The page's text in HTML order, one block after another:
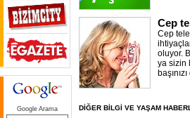
Google Arama
Cep
Cep
oluyor.
ya sizin
DİĞER BİLGİ VE YAŞAM